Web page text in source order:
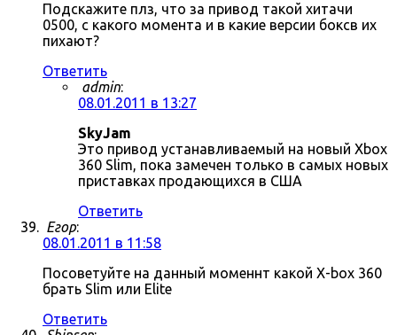
Подскажите плз, что за привод такой хитачи
0500, с какого момента и в какие версии боксв их
пихают?
Ответить
admin:
08.01.2011 в 13:27
SkyJam
Это привод устанавливаемый на новый Xbox
360 Slim, пока замечен только в самых новых
приставках продающихся в США
Ответить
Егор:
08.01.2011 в 11:58
Посоветуйте на данный моменнт какой X-box 360
брать Slim или Elite
Ответить